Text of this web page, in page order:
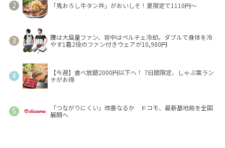
「鬼おろし牛タン丼」がおいしそ！夏限定で1110円～
腰は大風量ファン、背中はペルチェ冷却。ダブルで身体を冷
やす1着2役のファン付きウェアが10,980円
【今週】食べ放題2000円以下へ！ 7日間限定、しゃぶ葉ラン
チがお得
「つながりにくい」改善なるか ドコモ、最新基地局を全国
展開へ